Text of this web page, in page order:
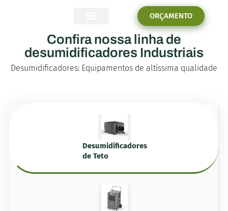
ORÇAMENTO Continue navegando
Confira nossa linha de
desumidificadores Industriais
Desumidificadores: Equipamentos de altíssima qualidade
Desumidificadores
de Teto